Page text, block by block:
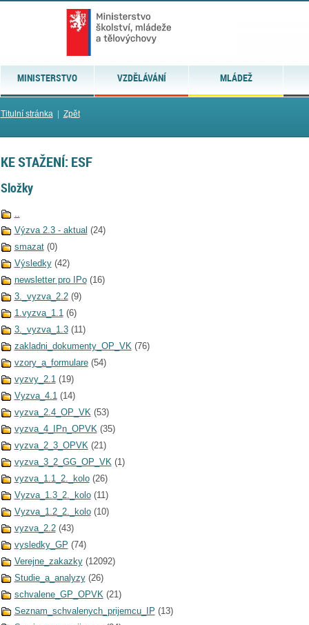
MINISTERSTVO VZDĚLÁVÁNÍ MLÁDEŽ
Titulní stránka| Zpět
KE STAŽENÍ: ESF
Složky
..
Výzva 2.3 - aktual (24)
smazat (0)
Výsledky (42)
newsletter pro IPo (16)
3._vyzva_2.2 (9)
1.vyzva_1.1 (6)
3._vyzva_1.3 (11)
zakladni_dokumenty_OP_VK (76)
vzory_a_formulare (54)
vyzvy_2.1 (19)
Vyzva_4.1 (14)
vyzva_2.4_OP_VK (53)
vyzva_4_IPn_OPVK (35)
vyzva_2_3_OPVK (21)
vyzva_3_2_GG_OP_VK (1)
vyzva_1.1_2._kolo (26)
Vyzva_1.3_2._kolo (11)
Vyzva_1.2_2._kolo (10)
vyzva_2.2 (43)
vysledky_GP (74)
Verejne_zakazky (12092)
Studie_a_analyzy (26)
schvalene_GP_OPVK (21)
Seznam_schvalenych_prijemcu_IP (13)